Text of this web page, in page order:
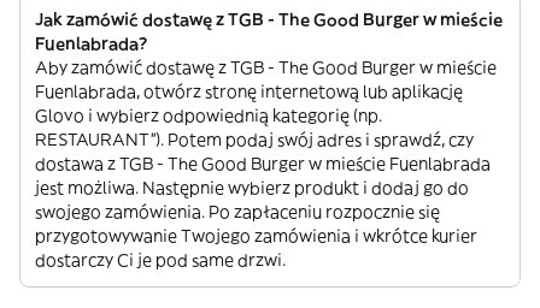
Jak zamówić dostawę z TGB - The Good Burger w mieście
Fuenlabrada?
Aby zamówić dostawę z TGB - The Good Burger w mieście
Fuenlabrada, otwórz stronę internetową lub aplikację
Glovo i wybierz odpowiednią kategorię (np.
RESTAURANT”). Potem podaj swój adres i sprawdź, czy
dostawa z TGB - The Good Burger w mieście Fuenlabrada
jest możliwa. Następnie wybierz produkt i dodaj go do
swojego zamówienia. Po zapłaceniu rozpocznie się
przygotowywanie Twojego zamówienia i wkrótce kurier
dostarczy Ci je pod same drzwi.